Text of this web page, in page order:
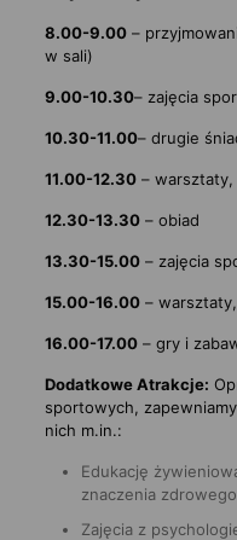
8.00-9.00–
w sali)
9.00-10.30– zajęcia
10.30-11.00– drugie
11.00-12.30– warsztaty,
12.30-13.30– obiad
13.30-15.00– zajęcia
15.00-16.00– warsztaty,
16.00-17.00– gry i
Dodatkowe Atrakcje:
sportowych,
nich m.in.:
Edukację
znaczenia
Zajęcia z